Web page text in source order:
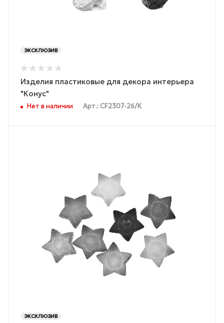
ЭКСКЛЮЗИВ
Изделия пластиковые для декора интерьера
"Конус"
Нет в наличии Арт.: CF2307-26/К
ЭКСКЛЮЗИВ